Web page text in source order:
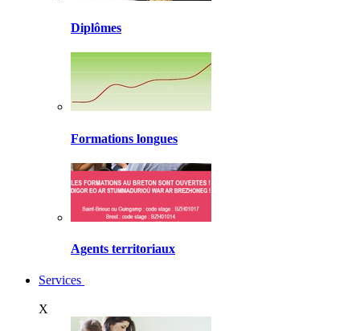
Diplômes
Formations longues
Agents territoriaux
Services
X